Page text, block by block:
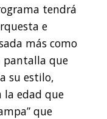
tendrá
e
más como
pantalla que
su estilo,
la edad que
que